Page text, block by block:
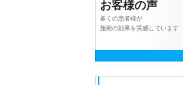
お客様の声
多くの患者様が
施術の効果を実感しています